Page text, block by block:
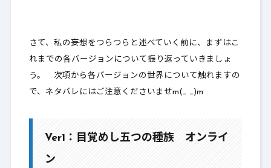
さて、私の妄想をつらつらと述べていく前に、まずはこ
れまでの各バージョンについて振り返っていきましょ
う。 次項から各バージョンの世界について触れますの
で、ネタバレにはご注意くださいませm(_ _)m
Ver1：目覚めし五つの種族 オンライ
ン